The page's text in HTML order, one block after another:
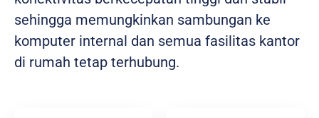
sehingga memungkinkan sambungan ke
komputer internal dan semua fasilitas kantor
di rumah tetap terhubung.